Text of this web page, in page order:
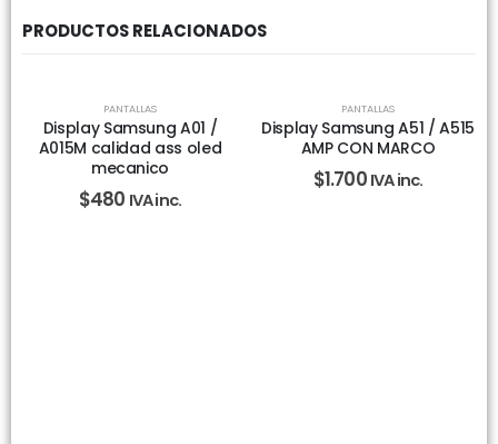
PRODUCTOS RELACIONADOS
PANTALLAS
Display Samsung A01 /
A015M calidad ass oled
mecanico
$480 IVA inc.
PANTALLAS
Display Samsung A51 / A515
AMP CON MARCO
$1.700 IVA inc.